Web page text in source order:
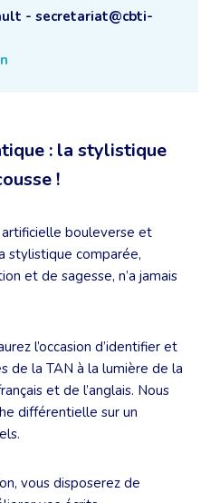
- secretariat@cbti-
: la stylistique
!
artificielle bouleverse et
stylistique comparée,
et de sagesse, n’a jamais
l’occasion d’identifier et
de la TAN à la lumière de la
et de l’anglais. Nous
différentielle sur un
vous disposerez de